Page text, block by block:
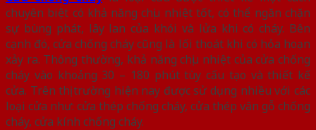
chuyên biệt có khả năng chịu nhiệt tốt, có thể ngăn chặn
sự bùng phát, lây lan của khói và lửa khi có cháy. Bên
cạnh đó, cửa chống cháy cũng là lối thoát khi có hỏa hoạn
xảy ra. Thông thường, khả năng chịu nhiệt của cửa chống
cháy vào khoảng 30 – 180 phút tùy cấu tạo và thiết kế
cửa. Trên thị trường hiện nay được sử dụng nhiều với các
loại cửa như: cửa thép chống cháy, cửa thép vân gỗ chống
cháy, cửa kính chống cháy.